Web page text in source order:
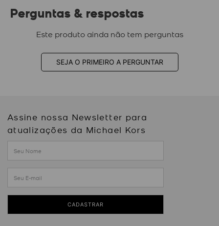
Perguntas & respostas
Este produto ainda não tem perguntas
SEJA O PRIMEIRO A PERGUNTAR
Assine nossa Newsletter para
atualizações da Michael Kors
CADASTRAR